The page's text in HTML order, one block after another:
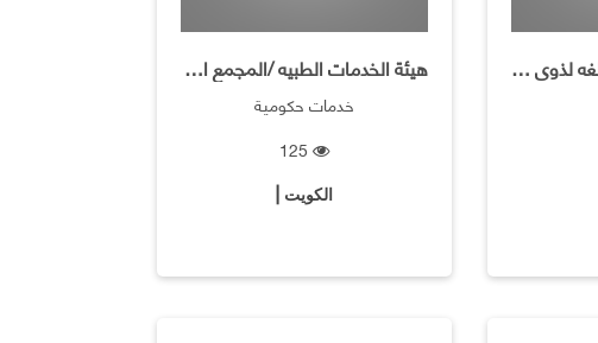
مدرسة الخليج ثنائية اللغه لذوى الاعاقة هيئة الخدمات الطبيه /المجمع الطبى العسكرى الشمالى
خدمات حكومية
الكويت |